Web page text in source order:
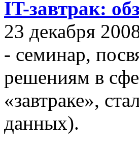
IT-завтрак:
23 декабря
- семинар,
решениям в
«завтраке»,
данных).